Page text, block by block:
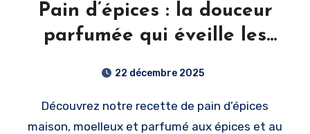
Pain d’épices : la douceur
parfumée qui éveille les
22 décembre 2025
Découvrez notre recette de pain d’épices
maison, moelleux et parfumé aux épices et au